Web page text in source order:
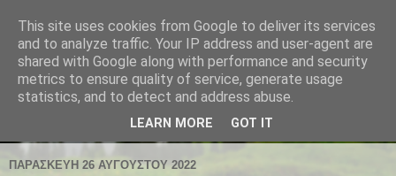
ΠΑΡΑΣΚΕΥΉ 26 ΑΥΓΟΎΣΤΟΥ 2022
This site uses cookies from Google to deliver its services
and to analyze traffic. Your IP address and user-agent are
shared with Google along with performance and security
metrics to ensure quality of service, generate usage
statistics, and to detect and address abuse.
LEARN MORE GOT IT